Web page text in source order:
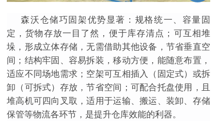
森沃仓储巧固架优势显著：规格统一、容量固
定，货物存放一目了然，便于库存清点；可互相堆
垛，形成立体存储，无需借助其他设备，节省垂直空
间；结构牢固、容易拆装，移动方便，能随意布置，
适应不同场地需求；空架可互相插入（固定式）或拆
卸（可拆式）存放，节省空间；可配合托盘使用，且
堆高机可四向叉取，适用于运输、搬运、装卸、存储
保管等物流各环节，是提升仓库效能的利器。